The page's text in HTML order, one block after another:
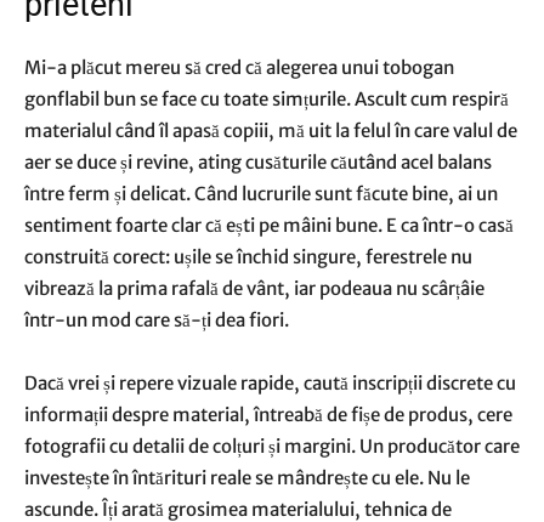
Mi-a plăcut mereu să cred că alegerea unui tobogan
gonflabil bun se face cu toate simțurile. Ascult cum respiră
materialul când îl apasă copiii, mă uit la felul în care valul de
aer se duce și revine, ating cusăturile căutând acel balans
între ferm și delicat. Când lucrurile sunt făcute bine, ai un
sentiment foarte clar că ești pe mâini bune. E ca într-o casă
construită corect: ușile se închid singure, ferestrele nu
vibrează la prima rafală de vânt, iar podeaua nu scârțâie
într-un mod care să-ți dea fiori.
Dacă vrei și repere vizuale rapide, caută inscripții discrete cu
informații despre material, întreabă de fișe de produs, cere
fotografii cu detalii de colțuri și margini. Un producător care
investește în întărituri reale se mândrește cu ele. Nu le
ascunde. Îți arată grosimea materialului, tehnica de